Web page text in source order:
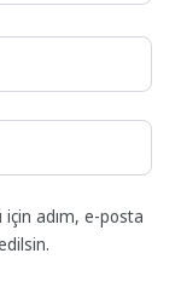
için adım, e-posta